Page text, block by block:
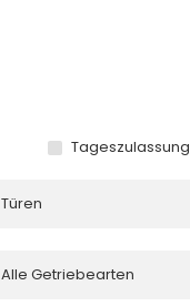
Tageszulassung
Türen
Alle Getriebearten